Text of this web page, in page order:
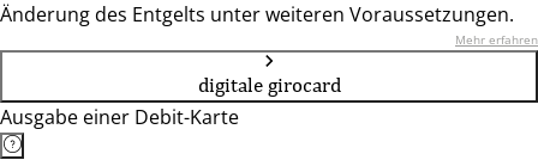
Änderung des Entgelts unter weiteren Voraussetzungen.
Mehr erfahren
digitale girocard
Ausgabe einer Debit-Karte